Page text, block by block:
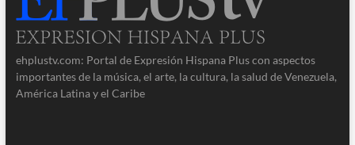
ehplustv.com: Portal de Expresión Hispana Plus con aspectos
importantes de la música, el arte, la cultura, la salud de Venezuela,
América Latina y el Caribe